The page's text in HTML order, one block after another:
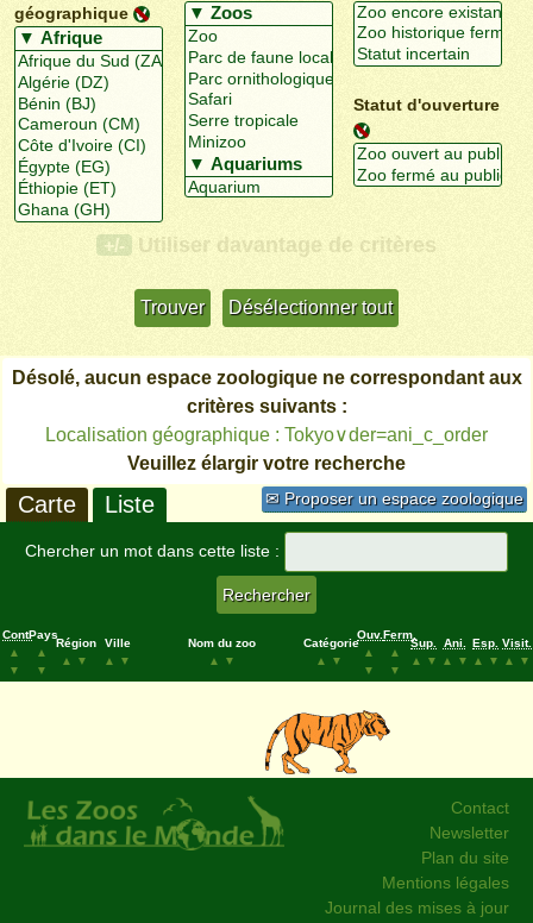
géographique
Statut d'ouverture
+/- Utiliser davantage de critères
Désolé, aucun espace zoologique ne correspondant aux
critères suivants :
Localisation géographique : Tokyo∨der=ani_c_order
Veuillez élargir votre recherche
✉ Proposer un espace zoologique
Carte Liste
Chercher un mot dans cette liste :
Cont.
▲
▼
Pays
▲
▼
Région
▲
▼
Ville
▲
▼
Nom du zoo
▲
▼
Catégorie
▲
▼
Ouv.
▲
▼
Ferm.
▲
▼
Sup.
▲
▼
Ani.
▲
▼
Esp.
▲
▼
Visit.
▲
▼
Contact
Newsletter
Plan du site
Mentions légales
Journal des mises à jour